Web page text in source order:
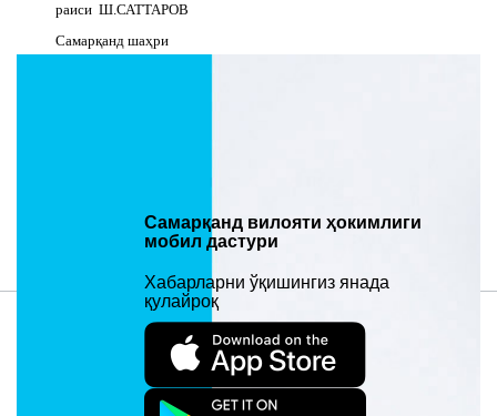
раиси Ш.САТТАРОВ
Самарқанд шаҳри
https://samarkand.uz/uz/local_council/council_documents/xalq-deputatlari-
samarqand-viloyati
Самарқанд вилояти ҳокимлиги
мобил дастури
Хабарларни ўқишингиз янада
қулайроқ